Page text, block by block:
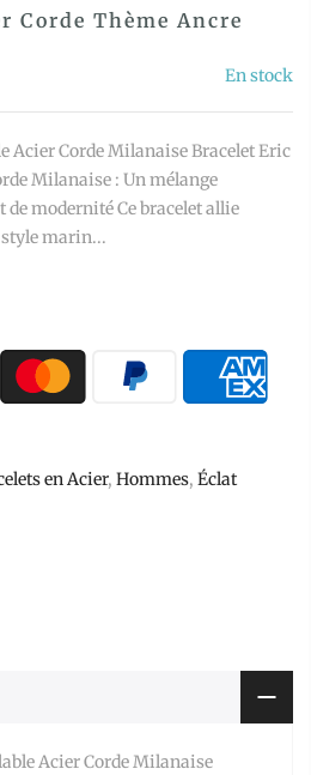
Corde Thème Ancre
En stock
Acier Corde Milanaise Bracelet Eric
Milanaise : Un mélange
modernité Ce bracelet allie
marin...
en Acier, Hommes, Éclat
Acier Corde Milanaise